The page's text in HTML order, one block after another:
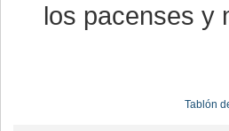
los pacenses y
Tablón